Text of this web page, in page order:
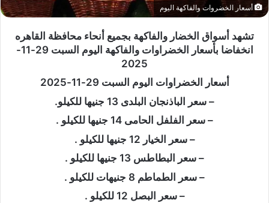
أسعار الخضروات والفاكهة اليوم
تشهد أسواق الخضار والفاكهة بجميع أنحاء محافظة القاهره
انخفاضا بأسعار الخضراوات والفاكهة اليوم السبت 29-11-
2025
أسعار الخضراوات اليوم السبت 29-11-2025
– سعر الباذنجان البلدى 13 جنيها للكيلو.
– سعر الفلفل الحامى 14 جنيها للكيلو .
– سعر الخيار 12 جنيها للكيلو .
– سعر البطاطس 13 جنيها للكيلو .
– سعر الطماطم 8 جنيهات للكيلو .
– سعر البصل 12 للكيلو .